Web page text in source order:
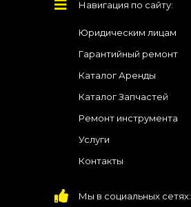
Навигация по сайту:
Юридическим лицам
Гарантийный ремонт
Каталог Аренды
Каталог Запчастей
Ремонт инструмента
Услуги
Контакты
Мы в социальных сетях: